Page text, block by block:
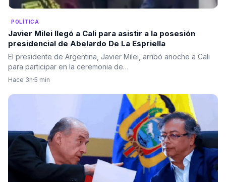
POLÍTICA
Javier Milei llegó a Cali para asistir a la posesión
presidencial de Abelardo De La Espriella
El presidente de Argentina, Javier Milei, arribó anoche a Cali
para participar en la ceremonia de…
Hace 3h·5 min